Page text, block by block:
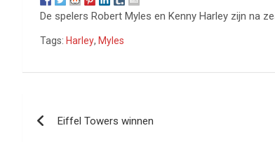
De spelers Robert Myles en Kenny Harley zijn na
Tags: Harley, Myles
navigatie
Eiffel Towers winnen